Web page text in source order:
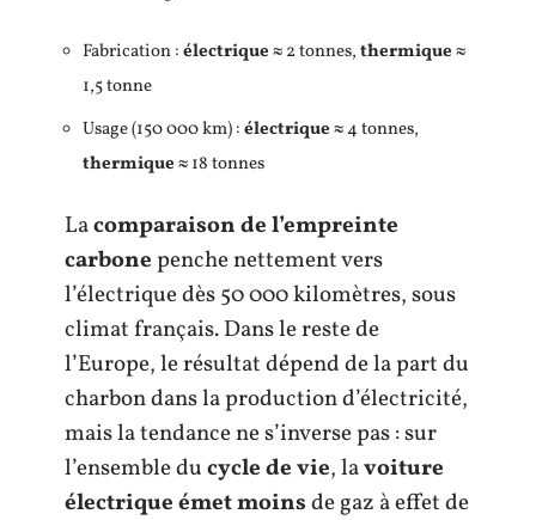
Fabrication :électrique≈ 2 tonnes,thermique≈
1,5 tonne
Usage (150 000 km) :électrique≈ 4 tonnes,
thermique≈ 18 tonnes
Lacomparaison de l’empreinte
carbonepenche nettement vers
l’électrique dès 50 000 kilomètres, sous
climat français. Dans le reste de
l’Europe, le résultat dépend de la part du
charbon dans la production d’électricité,
mais la tendance ne s’inverse pas : sur
l’ensemble ducycle de vie, lavoiture
électrique émet moinsde gaz à effet de